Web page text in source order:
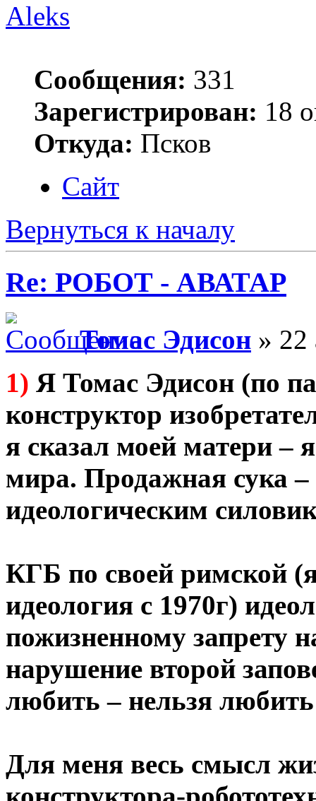
Aleks
Сообщения: 331
Зарегистрирован: 18
Откуда: Псков
Сайт
Вернуться к началу
Re: РОБОТ - АВАТАР
Томас Эдисон » 22
1) Я Томас Эдисон (по
конструктор
я сказал моей матери –
мира. Продажная сука –
идеологическим
КГБ по своей римской
идеология с 1970г)
пожизненному запрету
нарушение второй
любить – нельзя
Для меня весь смысл